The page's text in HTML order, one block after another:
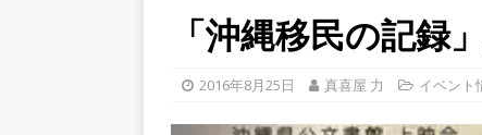
「沖縄移民の記録
2016年8月25日 真喜屋 力 イベント